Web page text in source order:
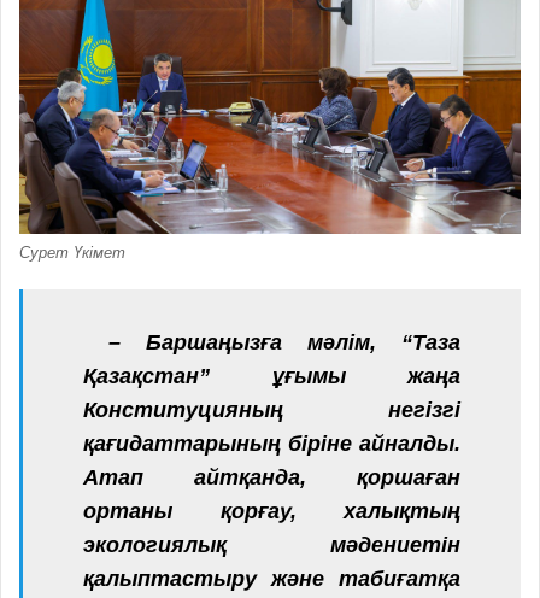
Сурет Үкімет
– Баршаңызға мәлім, “Таза
Қазақстан” ұғымы жаңа
Конституцияның негізгі
қағидаттарының біріне айналды.
Атап айтқанда, қоршаған
ортаны қорғау, халықтың
экологиялық мәдениетін
қалыптастыру және табиғатқа